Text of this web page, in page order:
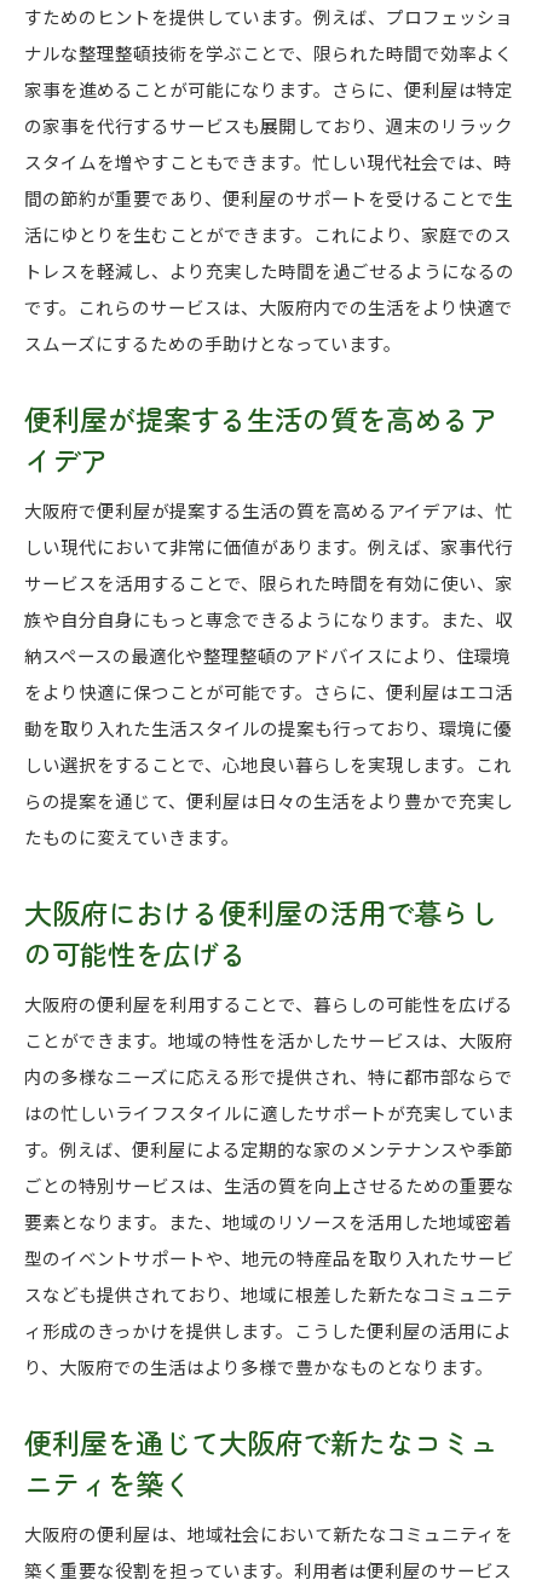
便利屋が提案するライフスタイル改善の秘訣
大阪府の快適生活を便利屋でサポートする方法
便利屋と共に大阪府で理想の暮らしを実現
大阪府の便利屋が提案する持続可能な暮らしの秘訣
持続可能な生活のための便利屋の知恵
大阪府でのエコ生活を便利屋が提案
便利屋が推進する持続可能なライフプラン
大阪府の便利屋と始めるサステナブルライフ
環境に優しい生活を大阪府の便利屋と共に
便利屋のサポートで大阪府の生活に新しい光を
大阪府の生活に輝きを与える便利屋の役割
便利屋を通じて新たな生活の可能性を見出す
生活の様々な場面で便利屋が助ける理由
便利屋の支援で大阪府での生活が楽に
生活に新たな価値を与える便利屋の活用法
家事からエコアクションまで大阪府の便利屋におま
かせ
便利屋を活用して大阪府で家事を効率化
エコアクションを便利屋と一緒に実践
大阪府の便利屋が提案するエコで快適な生活
便利屋に依頼することで生まれる時間と安心
家事とエコを両立する便利屋のサポート
大阪府で便利屋が生み出す生活効率化の新しい波
便利屋が提案する生活効率化のアイデア
効率的な生活を支える便利屋の知恵
大阪府での生活を便利屋で効率化する方法
便利屋による生活効率化で自由な時間を増やす
便利屋が生み出す効率的な生活スタイル
大阪府の便利屋がもたらす効率化のメリット
便利屋が大阪府に提供する安心と自由な時間の価値
安心して任せられる便利屋のサービス活用法
大阪府の便利屋が提供する安心生活の秘訣
自由な時間を生み出す便利屋の役割
安心と効率を提供する便利屋サービスの魅力
便利屋の活用で大阪府の生活にゆとりを
すためのヒントを提供しています。例えば、プロフェッショ
ナルな整理整頓技術を学ぶことで、限られた時間で効率よく
家事を進めることが可能になります。さらに、便利屋は特定
の家事を代行するサービスも展開しており、週末のリラック
スタイムを増やすこともできます。忙しい現代社会では、時
間の節約が重要であり、便利屋のサポートを受けることで生
活にゆとりを生むことができます。これにより、家庭でのス
トレスを軽減し、より充実した時間を過ごせるようになるの
です。これらのサービスは、大阪府内での生活をより快適で
スムーズにするための手助けとなっています。
便利屋が提案する生活の質を高めるア
イデア
大阪府で便利屋が提案する生活の質を高めるアイデアは、忙
しい現代において非常に価値があります。例えば、家事代行
サービスを活用することで、限られた時間を有効に使い、家
族や自分自身にもっと専念できるようになります。また、収
納スペースの最適化や整理整頓のアドバイスにより、住環境
をより快適に保つことが可能です。さらに、便利屋はエコ活
動を取り入れた生活スタイルの提案も行っており、環境に優
しい選択をすることで、心地良い暮らしを実現します。これ
らの提案を通じて、便利屋は日々の生活をより豊かで充実し
たものに変えていきます。
大阪府における便利屋の活用で暮らし
の可能性を広げる
大阪府の便利屋を利用することで、暮らしの可能性を広げる
ことができます。地域の特性を活かしたサービスは、大阪府
内の多様なニーズに応える形で提供され、特に都市部ならで
はの忙しいライフスタイルに適したサポートが充実していま
す。例えば、便利屋による定期的な家のメンテナンスや季節
ごとの特別サービスは、生活の質を向上させるための重要な
要素となります。また、地域のリソースを活用した地域密着
型のイベントサポートや、地元の特産品を取り入れたサービ
スなども提供されており、地域に根差した新たなコミュニテ
ィ形成のきっかけを提供します。こうした便利屋の活用によ
り、大阪府での生活はより多様で豊かなものとなります。
便利屋を通じて大阪府で新たなコミュ
ニティを築く
大阪府の便利屋は、地域社会において新たなコミュニティを
築く重要な役割を担っています。利用者は便利屋のサービス